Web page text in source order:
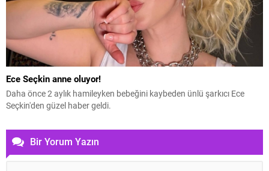
Ece Seçkin anne oluyor!
Daha önce 2 aylık hamileyken bebeğini kaybeden ünlü şarkıcı Ece
Seçkin'den güzel haber geldi.
Bir Yorum Yazın